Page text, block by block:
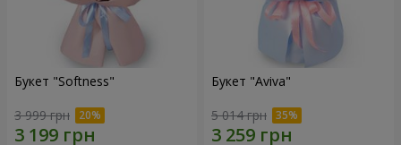
Букет "Softness"
3 999 грн
Букет "Aviva"
5 014 грн